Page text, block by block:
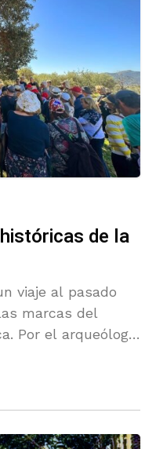
de la
viaje al pasado
marcas del
Por el arqueólogo